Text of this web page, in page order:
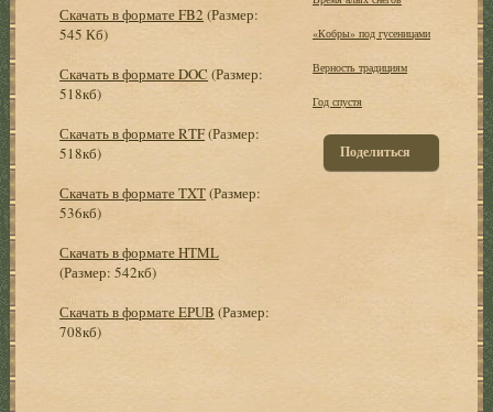
Скачать в формате FB2 (Размер:
545 Кб)
Скачать в формате DOC (Размер:
518кб)
Скачать в формате RTF(Размер:
518кб)
Скачать в формате TXT(Размер:
536кб)
Скачать в формате HTML
(Размер: 542кб)
Скачать в формате EPUB (Размер:
708кб)
«Кобры» под гусеницами
Верность традициям
Год спустя
Поделиться